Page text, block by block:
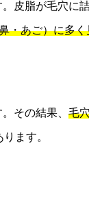
。皮脂が毛穴に
・あご）に多
その結果、 毛
ます。